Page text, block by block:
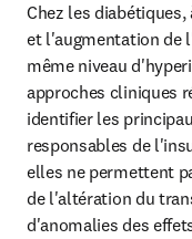
Chez les
et l'augmentation de
même niveau
approches cliniques
identifier les
responsables de
elles ne permettent
de l'altération du
d'anomalies des